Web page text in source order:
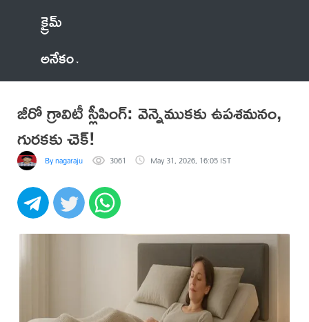
క్రైమ్
అనేకం
జీరో గ్రావిటీ స్లీపింగ్: వెన్నెముకకు ఉపశమనం,
గురకకు చెక్!
By nagaraju 3061 May 31, 2026, 16:05 IST